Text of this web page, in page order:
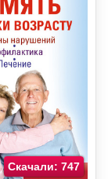
Скачали: 747